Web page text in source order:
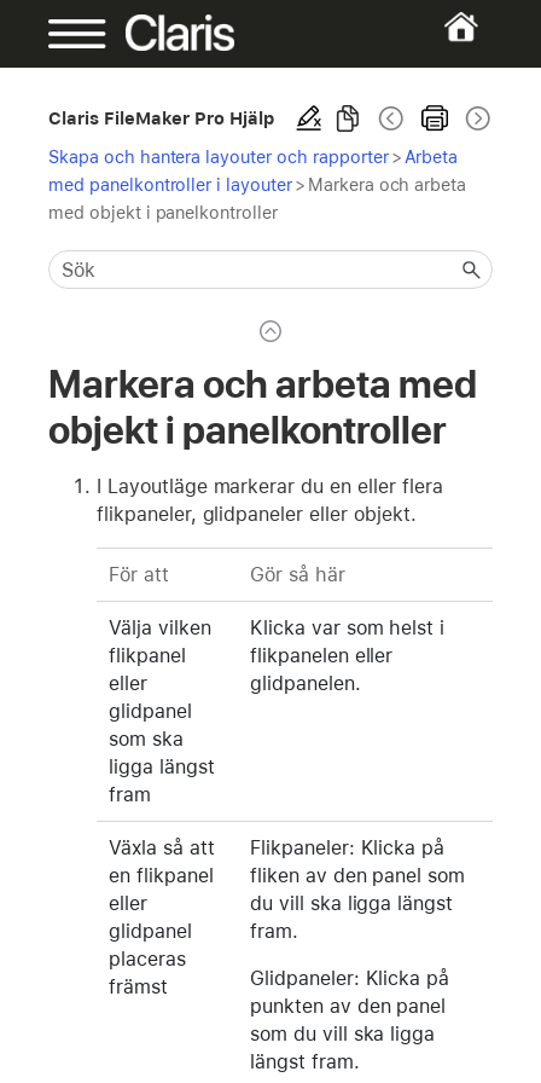
Claris FileMaker Pro Hjälp
Skapa och hantera layouter och rapporter > Arbeta
med panelkontroller i layouter> Markera och arbeta
med objekt i panelkontroller
Markera och arbeta med
objekt i panelkontroller
I Layoutläge markerar du en eller flera
flikpaneler, glidpaneler eller objekt.
För att Gör så här
Välja vilken
flikpanel
eller
glidpanel
som ska
ligga längst
fram
Klicka var som helst i
flikpanelen eller
glidpanelen.
Växla så att
en flikpanel
eller
glidpanel
placeras
främst
Flikpaneler: Klicka på
fliken av den panel som
du vill ska ligga längst
fram.
Glidpaneler: Klicka på
punkten av den panel
som du vill ska ligga
längst fram.